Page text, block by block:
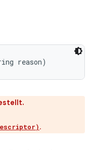
reason)
.